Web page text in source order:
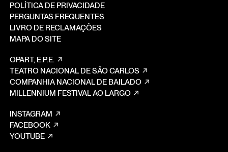
POLÍTICA DE PRIVACIDADE
PERGUNTAS FREQUENTES
LIVRO DE RECLAMAÇÕES
MAPA DO SITE
OPART, E.P.E.
TEATRO NACIONAL DE SÃO CARLOS
COMPANHIA NACIONAL DE BAILADO
MILLENNIUM FESTIVAL AO LARGO
INSTAGRAM
FACEBOOK
YOUTUBE